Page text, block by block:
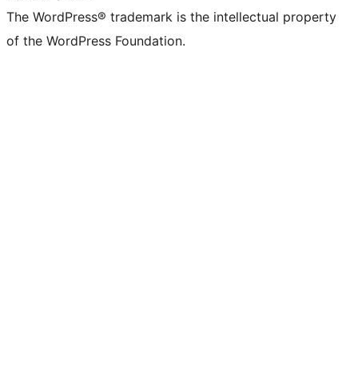
The WordPress® trademark is the intellectual property
of the WordPress Foundation.